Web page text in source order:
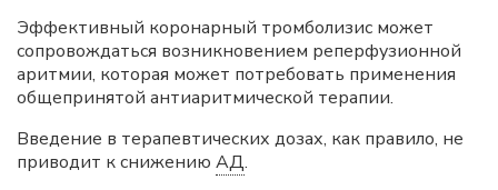
Эффективный коронарный тромболизис может
сопровождаться возникновением реперфузионной
аритмии, которая может потребовать применения
общепринятой антиаритмической терапии.
Введение в терапевтических дозах, как правило, не
приводит к снижению АД.